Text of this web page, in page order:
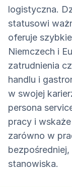
logistyczna.
statusowi
oferuje
Niemczech i
zatrudnienia
handlu i
w swojej
persona
pracy i
zarówno w
stanowiska.